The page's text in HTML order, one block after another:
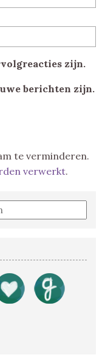
zijn.
berichten zijn.
te verminderen.
verwerkt.